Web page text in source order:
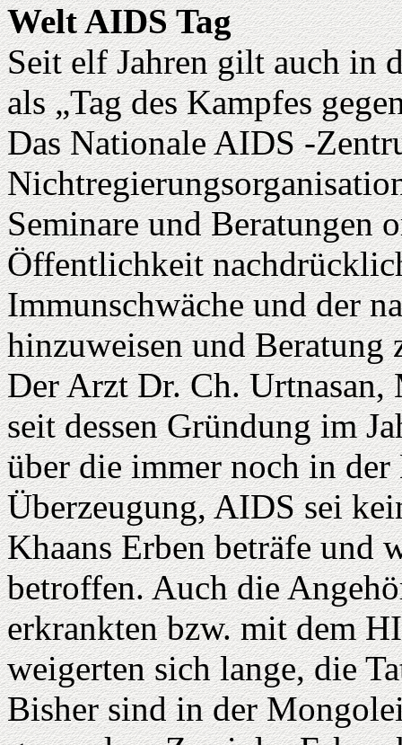
Welt AIDS Tag
Seit elf Jahren gilt auch in
als „Tag des Kampfes
Das Nationale AIDS -
Seminare und Beratungen
Öffentlichkeit
Immunschwäche und der
hinzuweisen und Beratung
Der Arzt Dr. Ch.
seit dessen Gründung im
über die immer noch in
Überzeugung, AIDS sei
Khaans Erben beträfe und
betroffen. Auch die
erkrankten bzw. mit dem
weigerten sich lange, die
Bisher sind in der